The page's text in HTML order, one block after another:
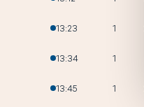
13:23 1
13:34 1
13:45 1